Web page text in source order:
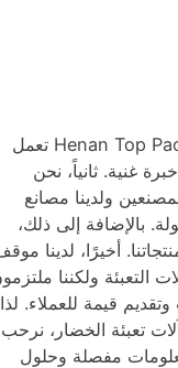
أولاً، لقد كانت شركة Henan Top Packing Machinery تعمل
ثانياً، نحن
ولدينا مصانع
إلى ذلك،
أخيرًا، لدينا موقف
ولكننا ملتزمون
قيمة للعملاء. لذا،
الخضار، نرحب
مفصلة وحلول